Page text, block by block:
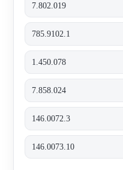
7.802.019
785.9102.1
1.450.078
7.858.024
146.0072.3
146.0073.10